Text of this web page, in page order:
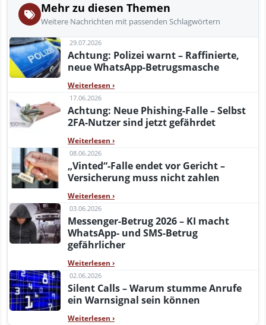
Mehr zu diesen Themen
Weitere Nachrichten mit passenden Schlagwörtern
29.07.2026
Achtung: Polizei warnt – Raffinierte,
neue WhatsApp-Betrugsmasche
Weiterlesen ›
17.06.2026
Achtung: Neue Phishing-Falle – Selbst
2FA-Nutzer sind jetzt gefährdet
Weiterlesen ›
08.06.2026
„Vinted“-Falle endet vor Gericht –
Versicherung muss nicht zahlen
Weiterlesen ›
03.06.2026
Messenger-Betrug 2026 – KI macht
WhatsApp- und SMS-Betrug
gefährlicher
Weiterlesen ›
02.06.2026
Silent Calls – Warum stumme Anrufe
ein Warnsignal sein können
Weiterlesen ›